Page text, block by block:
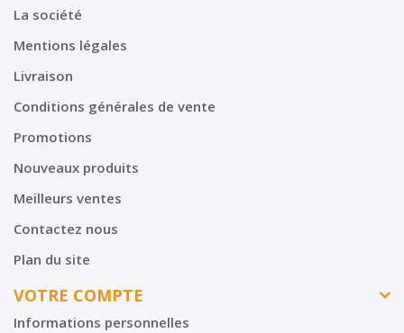
La société
Mentions légales
Livraison
Conditions générales de vente
Promotions
Nouveaux produits
Meilleurs ventes
Contactez nous
Plan du site
VOTRE COMPTE
Informations personnelles